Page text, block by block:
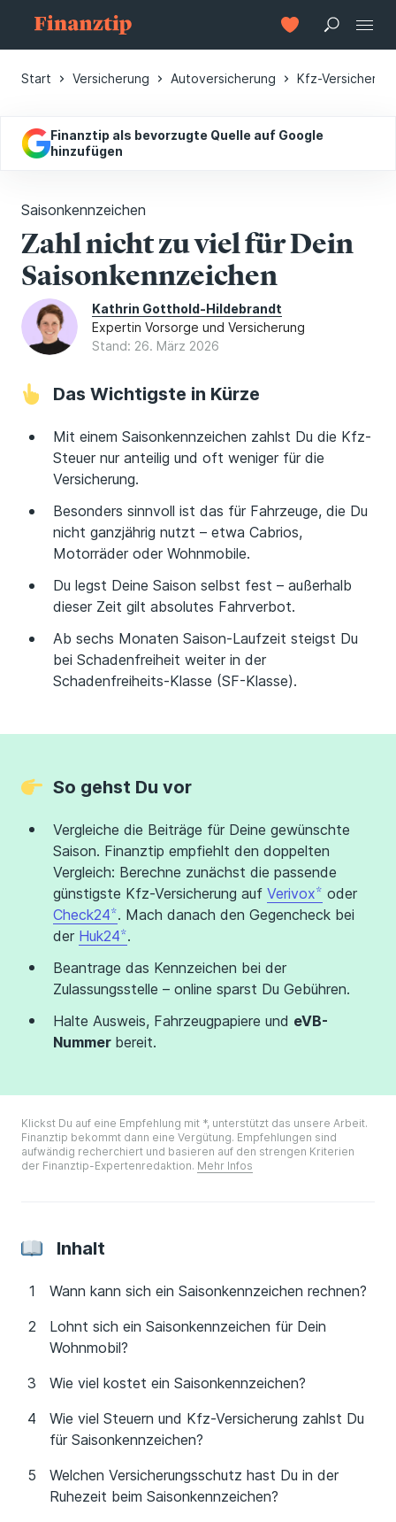
Start Versicherung Autoversicherung Kfz-
Finanztip als bevorzugte Quelle auf Google
hinzufügen
Saisonkennzeichen
Zahl nicht zu viel für Dein
Saisonkennzeichen
Kathrin Gotthold-Hildebrandt
Expertin Vorsorge und Versicherung
Stand: 26. März 2026
Das Wichtigste in Kürze
Mit einem Saisonkennzeichen zahlst Du die Kfz-
Steuer nur anteilig und oft weniger für die
Versicherung.
Besonders sinnvoll ist das für Fahrzeuge, die Du
nicht ganzjährig nutzt – etwa Cabrios,
Motorräder oder Wohnmobile.
Du legst Deine Saison selbst fest – außerhalb
dieser Zeit gilt absolutes Fahrverbot.
Ab sechs Monaten Saison-Laufzeit steigst Du
bei Schadenfreiheit weiter in der
Schadenfreiheits-Klasse (SF-Klasse).
So gehst Du vor
Vergleiche die Beiträge für Deine gewünschte
Saison. Finanztip empfiehlt den doppelten
Vergleich: Berechne zunächst die passende
günstigste Kfz-Versicherung auf Verivox
oder
Check24 . Mach danach den Gegencheck bei
der Huk24 .
Beantrage das Kennzeichen bei der
Zulassungsstelle – online sparst Du Gebühren.
Halte Ausweis, Fahrzeugpapiere und eVB-
Nummer bereit.
Klickst Du auf eine Empfehlung mit *, unterstützt das unsere Arbeit.
Finanztip bekommt dann eine Vergütung. Empfehlungen sind
aufwändig recherchiert und basieren auf den strengen Kriterien
der Finanztip-Expertenredaktion. Mehr Infos
Inhalt
Wann kann sich ein Saisonkennzeichen rechnen?
Lohnt sich ein Saisonkennzeichen für Dein
Wohnmobil?
Wie viel kostet ein Saisonkennzeichen?
Wie viel Steuern und Kfz-Versicherung zahlst Du
für Saisonkennzeichen?
Welchen Versicherungsschutz hast Du in der
Ruhezeit beim Saisonkennzeichen?